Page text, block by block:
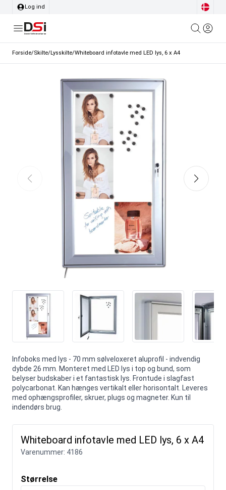
Log ind
Forside/Skilte/Lysskilte/Whiteboard infotavle med LED lys, 6 x A4
Infoboks med lys - 70 mm sølveloxeret aluprofil - indvendig
dybde 26 mm. Monteret med LED lys i top og bund, som
belyser budskaber i et fantastisk lys. Frontude i slagfast
polycarbonat. Kan hænges vertikalt eller horisontalt. Leveres
med ophængsprofiler, skruer, plugs og magneter. Kun til
indendørs brug.
Whiteboard infotavle med LED lys, 6 x A4
Varenummer: 4186
Størrelse